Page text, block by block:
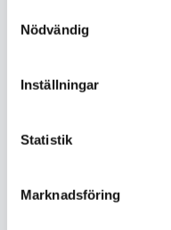
Nödvändig
Inställningar
Statistik
Marknadsföring
Hygienisk